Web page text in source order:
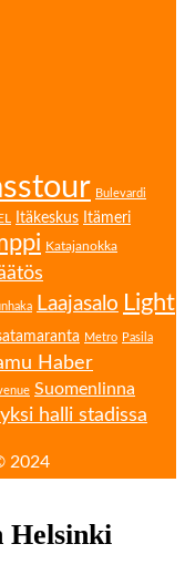
Bulevardi
Itäkeskus Itämeri
Katajanokka
Laajasalo Light
Metro Pasila
Haber
Suomenlinna
halli stadissa
2024
Helsinki